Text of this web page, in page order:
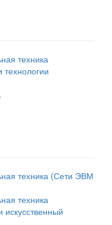
техника
техника (Сети ЭВМ
техника